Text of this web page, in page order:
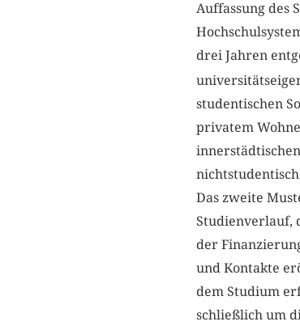
Auffassung des
drei Jahren
studentischen
privatem
Das zweite
Studienverlauf,
der
und Kontakte
dem Studium
schließlich um